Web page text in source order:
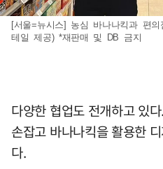
[서울=뉴시스] 농심 바나나킥과 편
테일 제공) *재판매 및 DB 금지
다양한 협업도 전개하고 있
손잡고 바나나킥을 활용한
다.